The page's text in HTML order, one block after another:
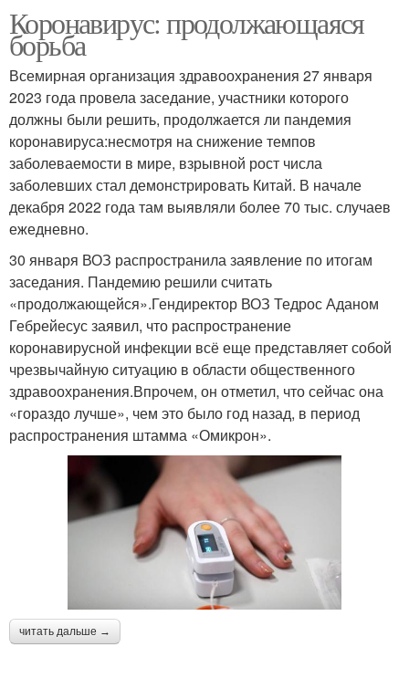
Коронавирус: продолжающаяся
борьба
Всемирная организация здравоохранения 27 января
2023 года провела заседание, участники которого
должны были решить, продолжается ли пандемия
коронавируса:несмотря на снижение темпов
заболеваемости в мире, взрывной рост числа
заболевших стал демонстрировать Китай. В начале
декабря 2022 года там выявляли более 70 тыс. случаев
ежедневно.
30 января ВОЗ распространила заявление по итогам
заседания. Пандемию решили считать
«продолжающейся».Гендиректор ВОЗ Тедрос Аданом
Гебрейесус заявил, что распространение
коронавирусной инфекции всё еще представляет собой
чрезвычайную ситуацию в области общественного
здравоохранения.Впрочем, он отметил, что сейчас она
«гораздо лучше», чем это было год назад, в период
распространения штамма «Омикрон».
читать дальше →